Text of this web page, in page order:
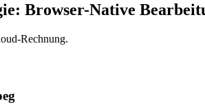
Browser-Native
Rechnung.